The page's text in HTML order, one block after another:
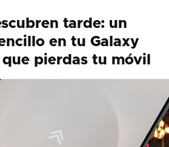
tarde: un
en tu Galaxy
pierdas tu móvil